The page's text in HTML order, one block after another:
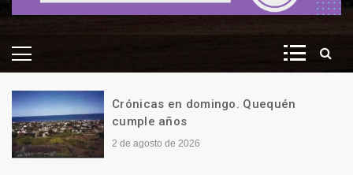
Crónicas en domingo. Quequén
cumple años
2 de agosto de 2026